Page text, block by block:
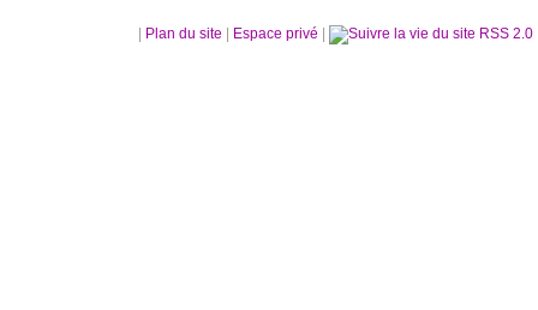
Plan du site Espace privé RSS 2.0